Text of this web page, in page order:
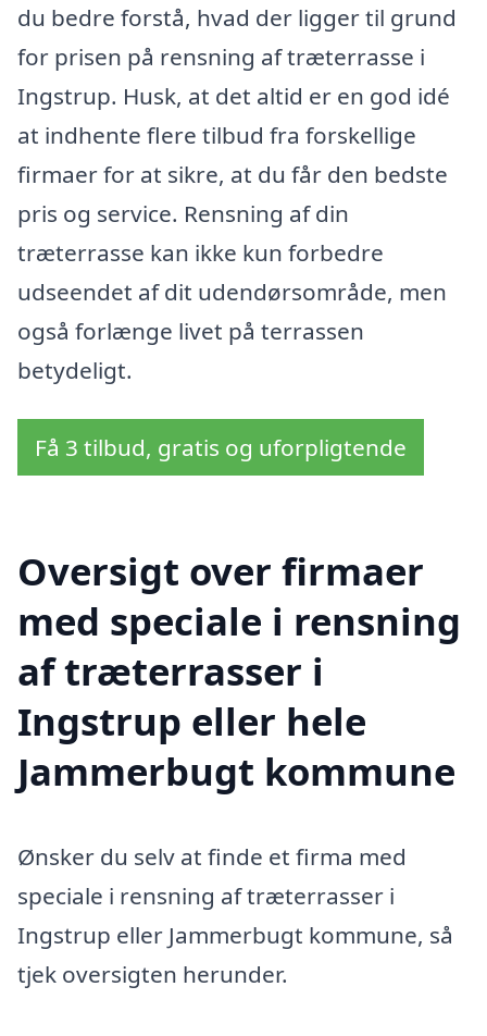
du bedre forstå, hvad der ligger til grund
for prisen på rensning af træterrasse i
Ingstrup. Husk, at det altid er en god idé
at indhente flere tilbud fra forskellige
firmaer for at sikre, at du får den bedste
pris og service. Rensning af din
træterrasse kan ikke kun forbedre
udseendet af dit udendørsområde, men
også forlænge livet på terrassen
betydeligt.
Få 3 tilbud, gratis og uforpligtende
Oversigt over firmaer
med speciale i rensning
af træterrasser i
Ingstrup eller hele
Jammerbugt kommune
Ønsker du selv at finde et firma med
speciale i rensning af træterrasser i
Ingstrup eller Jammerbugt kommune, så
tjek oversigten herunder.